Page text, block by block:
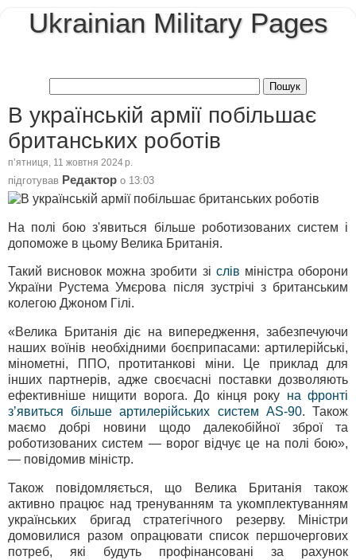
Ukrainian Military Pages
В українській армії побільшає
британських роботів
пʼятниця, 11 жовтня 2024 р.
підготував Редактор о 13:03
На полі бою з'явиться більше роботизованих систем і
допоможе в цьому Велика Британія.
Такий висновок можна зробити зі слів міністра оборони
України Рустема Умєрова після зустрічі з британським
колегою Джоном Гілі.
«Велика Британія діє на випередження, забезпечуючи
наших воїнів необхідними боєприпасами: артилерійські,
мінометні, ППО, протитанкові міни. Це приклад для
інших партнерів, адже своєчасні поставки дозволяють
ефективніше нищити ворога. До кінця року на фронті
зʼявиться більше артилерійських систем AS-90. Також
маємо добрі новини щодо далекобійної зброї та
роботизованих систем — ворог відчує це на полі бою»,
— повідомив міністр.
Також повідомляється, що Велика Британія також
активно працює над тренуванням та укомплектуванням
українських бригад стратегічного резерву. Міністри
домовилися разом опрацювати список першочергових
потреб, які будуть профінансовані за рахунок